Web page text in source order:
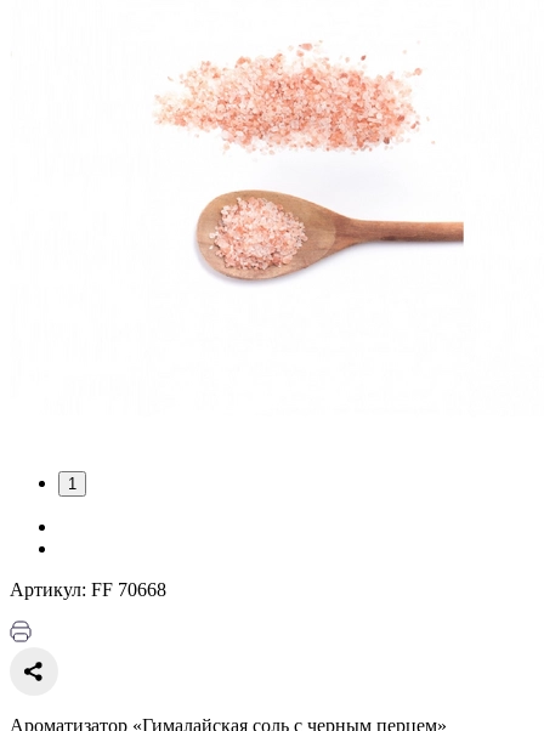
1
Артикул: FF 70668
Ароматизатор «Гималайская соль с черным перцем»